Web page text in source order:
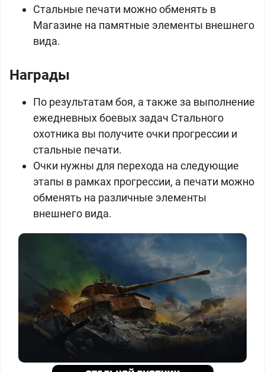
Стальные печати можно обменять в
Магазине на памятные элементы внешнего
вида.
Награды
По результатам боя, а также за выполнение
ежедневных боевых задач Стального
охотника вы получите очки прогрессии и
стальные печати.
Очки нужны для перехода на следующие
этапы в рамках прогрессии, а печати можно
обменять на различные элементы
внешнего вида.